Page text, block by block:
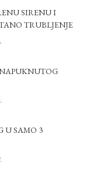
SIRENU I
TRUBLJENJE
U SAMO 3